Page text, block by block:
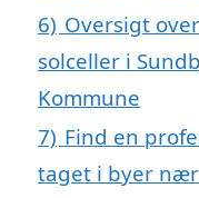
6) Oversigt
solceller i
Kommune
7) Find en
taget i byer